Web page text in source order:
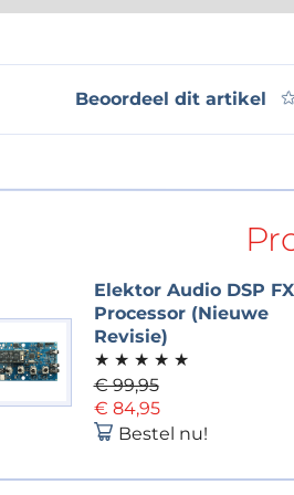
Beoordeel dit artikel
Elektor Audio DSP FX
Processor (Nieuwe
Revisie)
★ ★ ★ ★ ★
€ 99,95
€ 84,95
Bestel nu!